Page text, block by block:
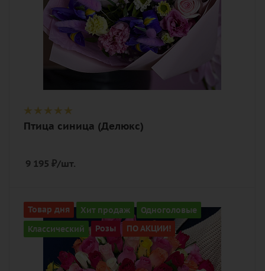
Птица синица (Делюкс)
9 195 ₽/шт.
Товар дня Хит продаж
Одноголовые
Классический
Розы ПО АКЦИИ!
Количество
101
разноцветный